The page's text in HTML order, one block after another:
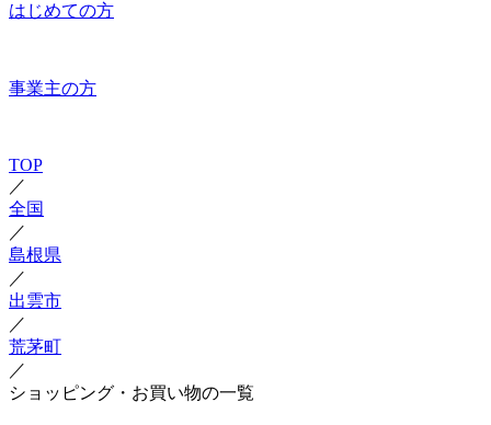
はじめての方
事業主の方
TOP
／
全国
／
島根県
／
出雲市
／
荒茅町
／
ショッピング・お買い物の一覧